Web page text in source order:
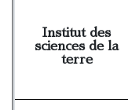
Institut des
sciences de la
terre